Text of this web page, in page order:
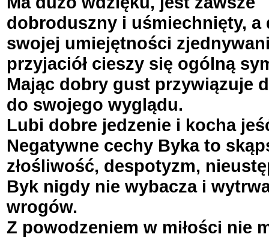
dobroduszny i uśmiechnięty, a
swojej umiejętności
przyjaciół cieszy się ogólną
Mając dobry gust przywiązuje
do swojego wyglądu.
Lubi dobre jedzenie i kocha
Negatywne cechy Byka to
złośliwość, despotyzm,
Byk nigdy nie wybacza i
wrogów.
Z powodzeniem w miłości nie